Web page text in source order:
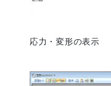
応力・変形の表示